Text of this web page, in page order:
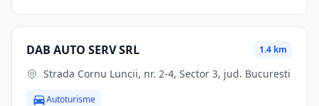
DAB AUTO SERV SRL 1.4 km
Strada Cornu Luncii, nr. 2-4, Sector 3, jud. Bucuresti
Autoturisme